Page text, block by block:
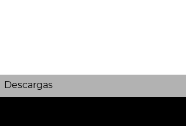
Descargas